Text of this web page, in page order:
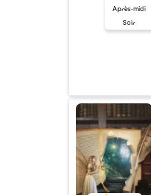
Après-midi
Soir